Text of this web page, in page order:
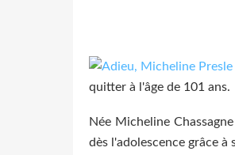
quitter à l'âge de 101 ans.
Née Micheline
dès l'adolescence grâce à